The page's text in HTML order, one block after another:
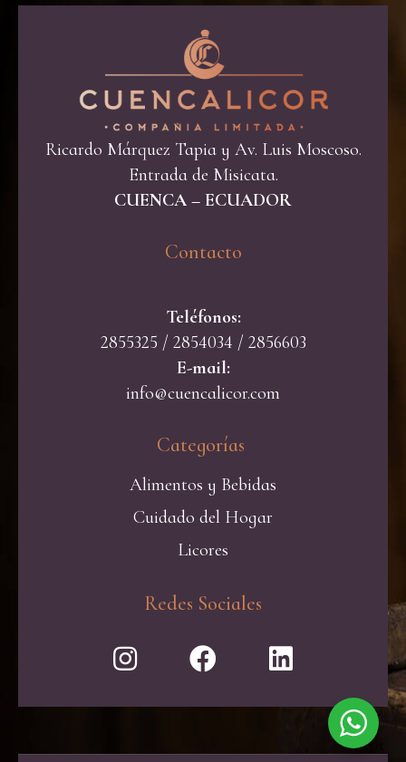
Ricardo Márquez Tapia y Av. Luis Moscoso.
Entrada de Misicata.
CUENCA – ECUADOR
Contacto​
Teléfonos:
2855325 / 2854034 / 2856603
E-mail:
info@cuencalicor.com
Categorías ​
Alimentos y Bebidas
Cuidado del Hogar
Licores
Redes Sociales